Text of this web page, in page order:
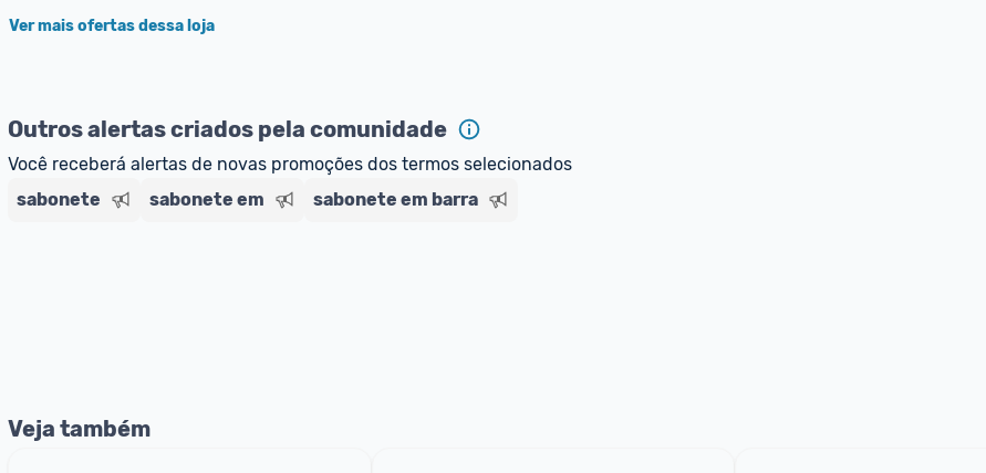
Ver mais ofertas dessa loja
Outros alertas criados pela comunidade
Você receberá alertas de novas promoções dos termos selecionados
sabonete
sabonete em sabonete em barra
Veja também